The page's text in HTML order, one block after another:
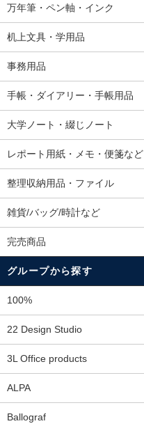
万年筆・ペン軸・インク
机上文具・学用品
事務用品
手帳・ダイアリー・手帳用品
大学ノート・綴じノート
レポート用紙・メモ・便箋など
整理収納用品・ファイル
雑貨/バッグ/時計など
完売商品
グループから探す
100%
22 Design Studio
3L Office products
ALPA
Ballograf